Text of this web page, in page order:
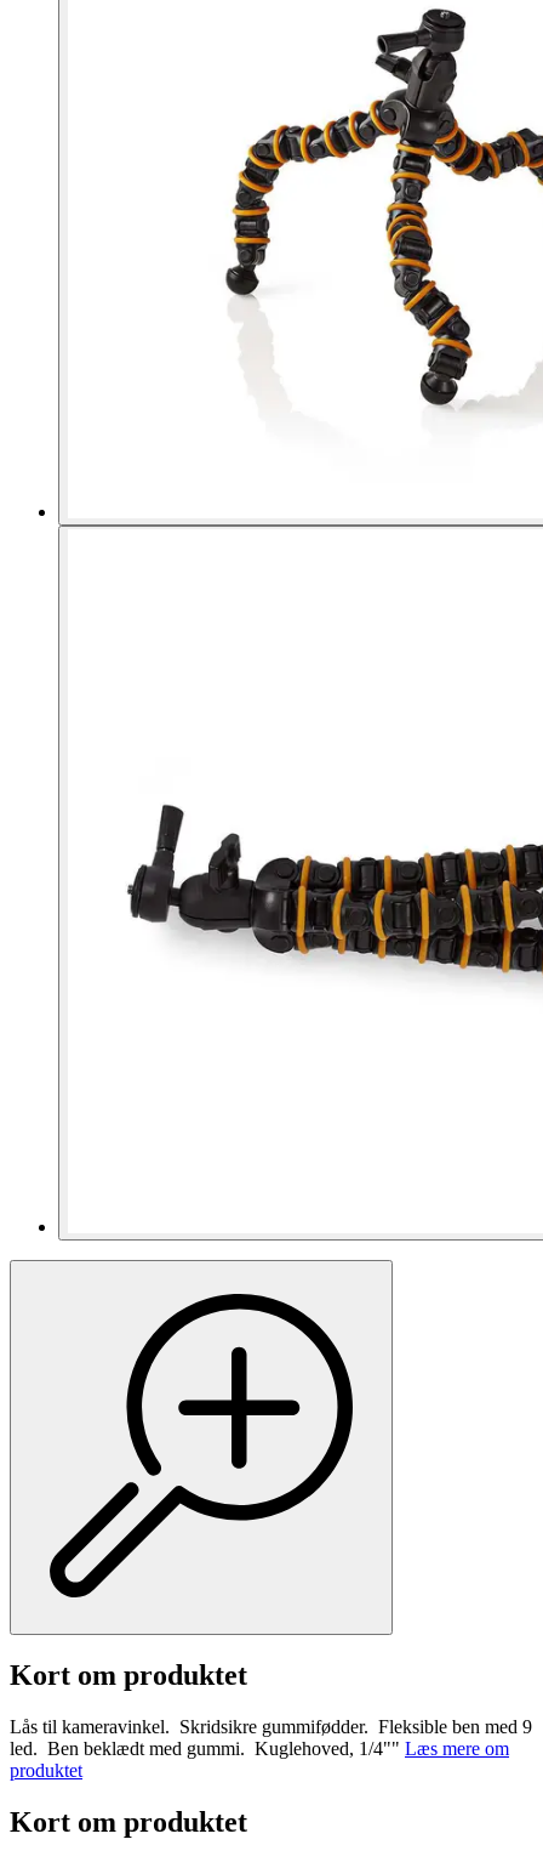
Kort om produktet
Lås til kameravinkel. Skridsikre gummifødder. Fleksible ben med 9
led. Ben beklædt med gummi. Kuglehoved, 1/4"" Læs mere om
produktet
Kort om produktet